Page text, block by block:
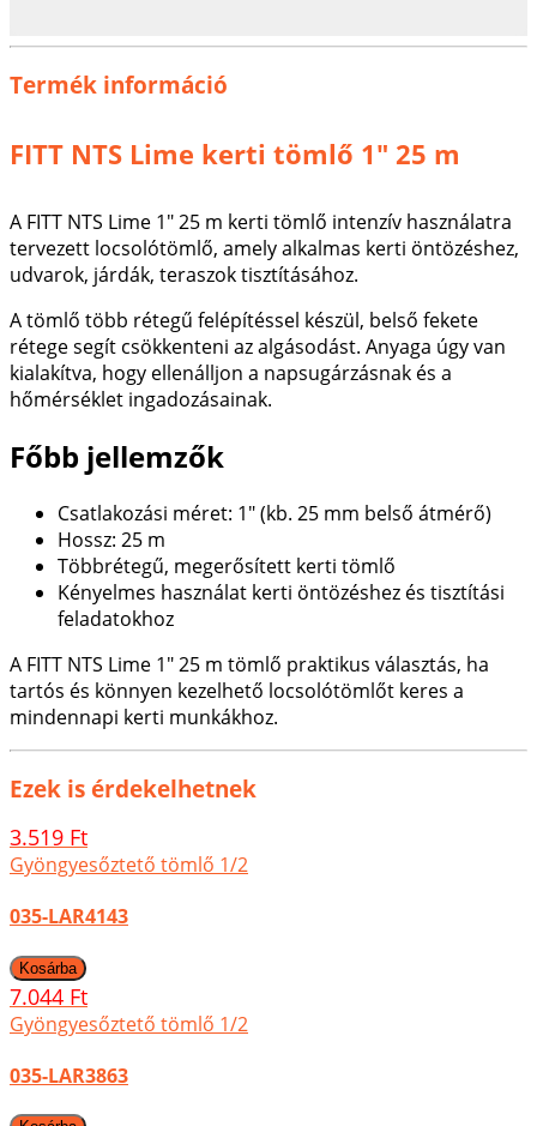
Termék információ
FITT NTS Lime kerti tömlő 1" 25 m
A FITT NTS Lime 1" 25 m kerti tömlő intenzív használatra
tervezett locsolótömlő, amely alkalmas kerti öntözéshez,
udvarok, járdák, teraszok tisztításához.
A tömlő több rétegű felépítéssel készül, belső fekete
rétege segít csökkenteni az algásodást. Anyaga úgy van
kialakítva, hogy ellenálljon a napsugárzásnak és a
hőmérséklet ingadozásainak.
Főbb jellemzők
Csatlakozási méret: 1" (kb. 25 mm belső átmérő)
Hossz: 25 m
Többrétegű, megerősített kerti tömlő
Kényelmes használat kerti öntözéshez és tisztítási
feladatokhoz
A FITT NTS Lime 1" 25 m tömlő praktikus választás, ha
tartós és könnyen kezelhető locsolótömlőt keres a
mindennapi kerti munkákhoz.
Ezek is érdekelhetnek
3.519 Ft
Gyöngyesőztető tömlő 1/2
035-LAR4143
7.044 Ft
Gyöngyesőztető tömlő 1/2
035-LAR3863